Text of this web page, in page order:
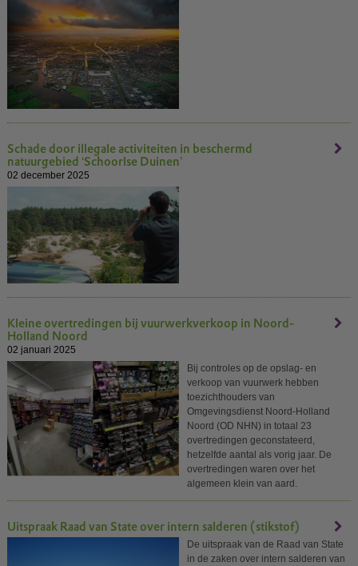
Schade door illegale activiteiten in beschermd
natuurgebied ‘Schoorlse Duinen’
02 december 2025
Kleine overtredingen bij vuurwerkverkoop in Noord-
Holland Noord
02 januari 2025
Bij controles op de opslag- en
verkoop van vuurwerk hebben
toezichthouders van
Omgevingsdienst Noord-Holland
Noord (OD NHN) in totaal 23
overtredingen geconstateerd,
hetzelfde aantal als vorig jaar. De
overtredingen waren over het
algemeen klein van aard.
Uitspraak Raad van State over intern salderen (stikstof)
De uitspraak van de Raad van State
in de zaken over intern salderen van